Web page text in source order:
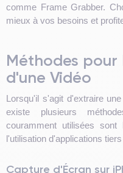
comme Frame Grabber.
mieux à vos besoins et
Méthodes pour
d'une Vidéo
Lorsqu'il s'agit d'extraire
existe plusieurs
couramment utilisées
l'utilisation d'applications
Capture d'Écran sur